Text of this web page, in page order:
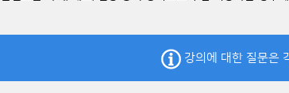
강의에 대한 질문은